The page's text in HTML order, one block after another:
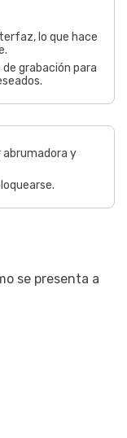
lo que hace
grabación para
abrumadora y
se presenta a